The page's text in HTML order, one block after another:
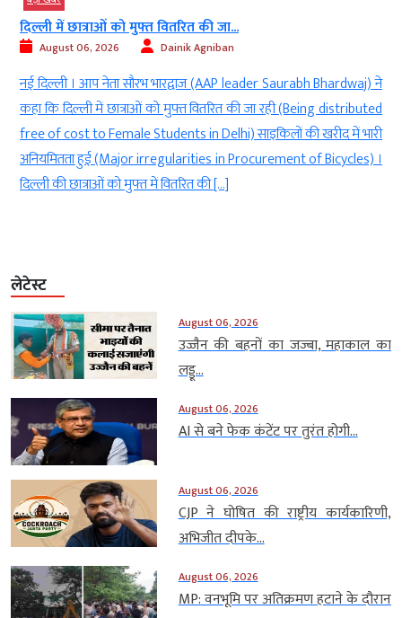
दिल्ली में छात्राओं को मुफ्त वितरित की जा...
August 06, 2026 Dainik Agniban
नई दिल्ली । आप नेता सौरभ भारद्वाज (AAP leader Saurabh Bhardwaj) ने
कहा कि दिल्ली में छात्राओं को मुफ्त वितरित की जा रही (Being distributed
free of cost to Female Students in Delhi) साइकिलों की खरीद में भारी
अनियमितता हुई (Major irregularities in Procurement of Bicycles) ।
दिल्ली की छात्राओं को मुफ्त में वितरित की […]
लेटेस्ट
August 06, 2026
उज्जैन की बहनों का जज्बा, महाकाल का
लड्डू...
August 06, 2026
AI से बने फेक कंटेंट पर तुरंत होगी...
August 06, 2026
CJP ने घोषित की राष्ट्रीय कार्यकारिणी,
अभिजीत दीपके...
August 06, 2026
MP: वनभूमि पर अतिक्रमण हटाने के दौरान